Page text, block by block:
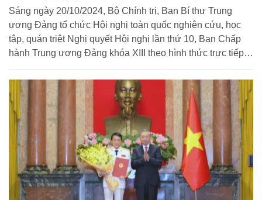
Sáng ngày 20/10/2024, Bộ Chính trị, Ban Bí thư Trung
ương Đảng tổ chức Hội nghị toàn quốc nghiên cứu, học
tập, quán triệt Nghị quyết Hội nghị lần thứ 10, Ban Chấp
hành Trung ương Đảng khóa XIII theo hình thức trực tiếp
kết nối trực tuyến đến các điểm cầu trên toàn quốc.